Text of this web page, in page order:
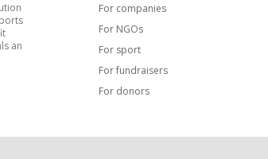
an
For companies
For NGOs
For sport
For fundraisers
For donors